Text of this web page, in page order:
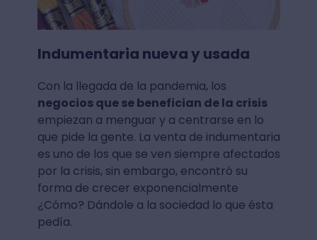
Indumentaria nueva y usada
Con la llegada de la pandemia, los
negocios que se benefician de la crisis
empiezan a menguar y a centrarse en lo
que pide la gente. La venta de indumentaria
es uno de los que se ven siempre afectados
por la crisis, sin embargo, encontró su
forma de crecer exponencialmente
¿Cómo? Dándole a la sociedad lo que ésta
pedía.